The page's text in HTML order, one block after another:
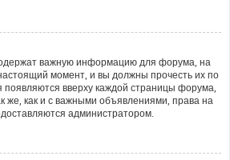
важную информацию для форума, на
момент, и вы должны прочесть их по
вверху каждой страницы форума,
же, как и с важными объявлениями, права на
администратором.